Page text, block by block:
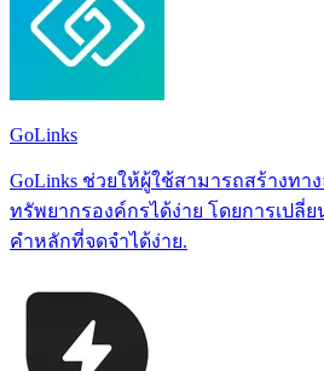
GoLinks
GoLinks ช่วยให้ผู้ใช้สามารถสร้างทา
ทรัพยากรองค์กรได้ง่าย โดยการเปลี่ย
คำหลักที่จดจำได้ง่าย.